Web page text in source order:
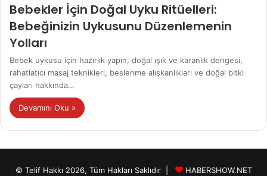
Bebekler İçin Doğal Uyku Ritüelleri:
Bebeğinizin Uykusunu Düzenlemenin
Yolları
Bebek uykusu için hazırlık yapın, doğal ışık ve karanlık dengesi,
rahatlatıcı masaj teknikleri, beslenme alışkanlıkları ve doğal bitki
çayları hakkında…
Devamını Oku »
© Telif Hakkı 2026, Tüm Hakları Saklıdır | HABERSHOW.NET